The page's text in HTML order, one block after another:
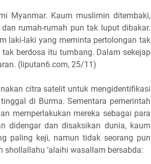
Myanmar. Kaum muslimin ditembaki,
rumah-rumah pun tak luput dibakar.
laki-laki yang meminta pertolongan tak
berdosa itu tumbang. Dalam sekejap
(liputan6.com, 25/11)
citra satelit untuk mengidentifikasi
di Burma. Sementara pemerintah
memperlakukan mereka sebagai para
didengar dan disaksikan dunia, kaum
paling keji, namun tidak seorang pun
‘alaihi wasallam bersabda: